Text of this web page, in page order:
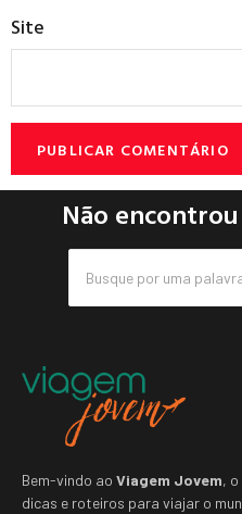
Site
Não
Bem-vindo ao Viagem Jovem,
dicas e roteiros para viajar o